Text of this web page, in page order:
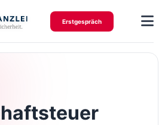
Erstgespräch